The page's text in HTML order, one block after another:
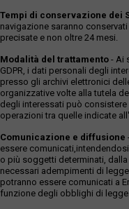
Tempi di conservazione dei
navigazione saranno
precisate e non oltre 24 mesi.
Modalità del trattamento - Ai
GDPR, i dati personali degli
presso gli archivi elettronici
organizzative volte alla tutela
degli interessati può
operazioni tra quelle indicate
Comunicazione e diffusione
essere
o più soggetti determinati,
necessari adempimenti di
potranno essere comunicati a
funzione degli obblighi di legge.